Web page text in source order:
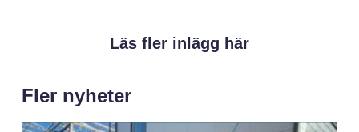
Läs fler inlägg här
Fler nyheter